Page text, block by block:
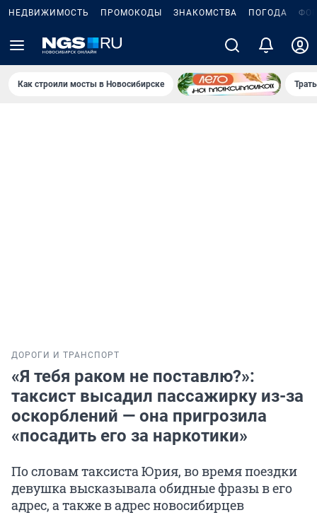
НЕДВИЖИМОСТЬ ПРОМОКОДЫ ЗНАКОМСТВА ПОГОДА
Как строили мосты в Новосибирске
ДОРОГИ И ТРАНСПОРТ
«Я тебя раком не поставлю?»:
таксист высадил пассажирку из-за
оскорблений — она пригрозила
«посадить его за наркотики»
По словам таксиста Юрия, во время поездки
девушка высказывала обидные фразы в его
адрес, а также в адрес новосибирцев